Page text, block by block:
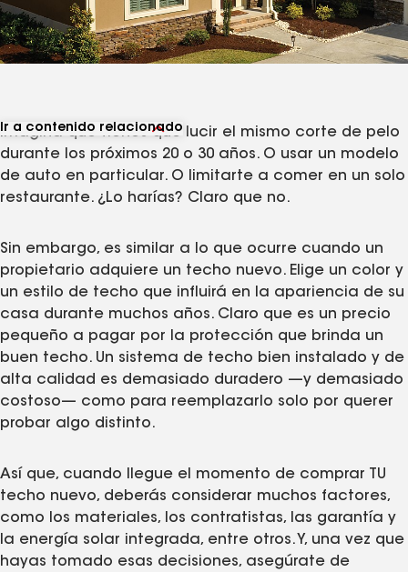
Ir a contenido relacionado
Ver artículos relacionados
Imagina que tienes que lucir el mismo corte de pelo
durante los próximos 20 o 30 años. O usar un modelo
de auto en particular. O limitarte a comer en un solo
restaurante. ¿Lo harías? Claro que no.
Sin embargo, es similar a lo que ocurre cuando un
propietario adquiere un techo nuevo. Elige un color y
un estilo de techo que influirá en la apariencia de su
casa durante muchos años. Claro que es un precio
pequeño a pagar por la protección que brinda un
buen techo. Un sistema de techo bien instalado y de
alta calidad es demasiado duradero —y demasiado
costoso— como para reemplazarlo solo por querer
probar algo distinto.
Así que, cuando llegue el momento de comprar TU
techo nuevo, deberás considerar muchos factores,
como los materiales, los contratistas, las garantía y
la energía solar integrada, entre otros. Y, una vez que
hayas tomado esas decisiones, asegúrate de